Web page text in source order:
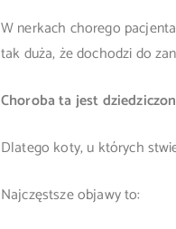
W nerkach chorego
tak duża, że dochodzi do
Choroba ta jest
Dlatego koty, u których
Najczęstsze objawy to: